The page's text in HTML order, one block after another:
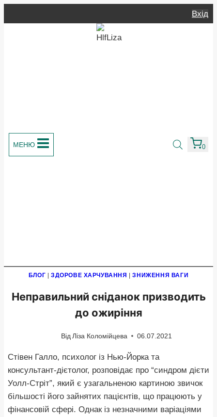
до
Вхід
МЕНЮ 0
БЛОГ ЗДОРОВЕ ХАРЧУВАННЯ |ЗНИЖЕННЯ ВАГИ
Неправильний сніданок призводить
до ожиріння
Від Ліза Коломійцева 06.07.2021
Стівен Галло, психолог із Нью-Йорка та
консультант-дієтолог, розповідає про “синдром дієти
Уолл-Стріт”, який є узагальненою картиною звичок
більшості його зайнятих пацієнтів, що працюють у
фінансовій сфері. Однак із незначними варіаціями